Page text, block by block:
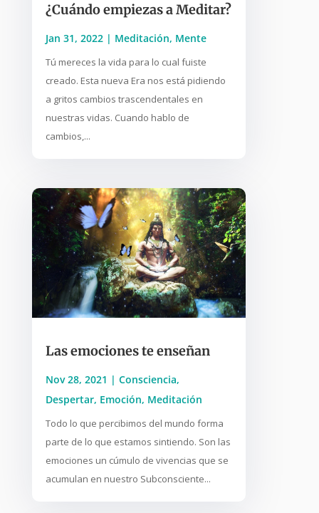
¿Cuándo empiezas a Meditar?
Jan 31, 2022| Meditación, Mente
Tú mereces la vida para lo cual fuiste
creado. Esta nueva Era nos está pidiendo
a gritos cambios trascendentales en
nuestras vidas. Cuando hablo de
cambios,...
Las emociones te enseñan
Nov 28, 2021 | Consciencia,
Despertar, Emoción, Meditación
Todo lo que percibimos del mundo forma
parte de lo que estamos sintiendo. Son las
emociones un cúmulo de vivencias que se
acumulan en nuestro Subconsciente...